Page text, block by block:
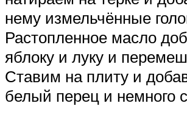
нему измельчённые
Растопленное масло
яблоку и луку и
Ставим на плиту и
белый перец и немного